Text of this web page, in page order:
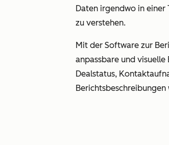
Daten irgendwo in einer
zu verstehen.
Mit der Software zur
anpassbare und
Dealstatus,
Berichtsbeschreibungen